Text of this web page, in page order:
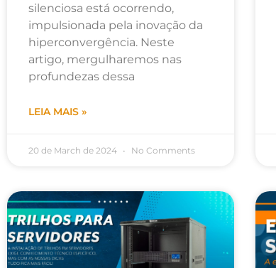
silenciosa está ocorrendo,
impulsionada pela inovação da
hiperconvergência. Neste
artigo, mergulharemos nas
profundezas dessa
LEIA MAIS »
20 de March de 2024 No Comments